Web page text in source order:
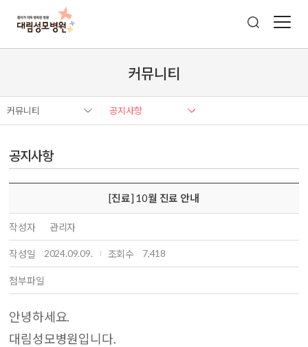
커뮤니티
커뮤니티 공지사항
공지사항
[진료] 10월 진료 안내
작성자 관리자
작성일 2024.09.09. 조회수 7,418
첨부파일
안녕하세요.
대림성모병원입니다.